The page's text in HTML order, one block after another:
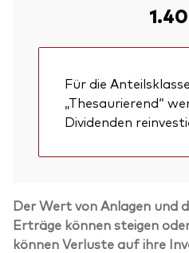
Für die Anteilsklasse
„Thesaurierend“
Dividenden
Der Wert von Anlagen und
Erträge können steigen
können Verluste auf ihre